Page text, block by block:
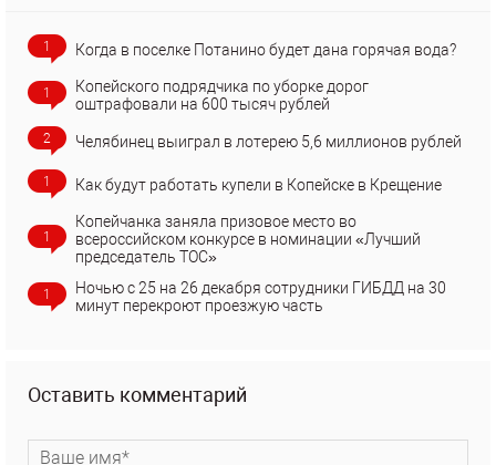
1 Когда в поселке Потанино будет дана горячая вода?
1
Копейского подрядчика по уборке дорог
оштрафовали на 600 тысяч рублей
2 Челябинец выиграл в лотерею 5,6 миллионов рублей
1 Как будут работать купели в Копейске в Крещение
1
Копейчанка заняла призовое место во
всероссийском конкурсе в номинации «Лучший
председатель ТОС»
1
Ночью с 25 на 26 декабря сотрудники ГИБДД на 30
минут перекроют проезжую часть
Оставить комментарий